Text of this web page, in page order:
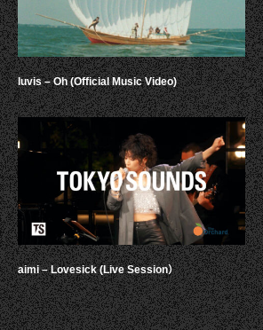
luvis – Oh (Official Music Video)
aimi – Lovesick (Live Session）